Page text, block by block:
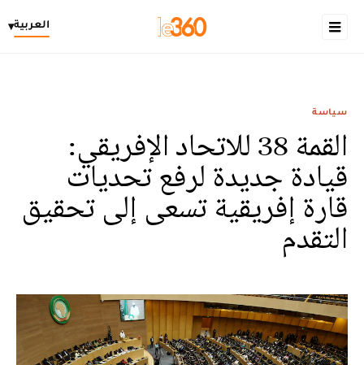
العربية▾
سياسة
القمة 38 للاتحاد الإفريقي:
قيادة جديدة لرفع تحديات
قارة إفريقية تسعى إلى تحقيق
التقدم